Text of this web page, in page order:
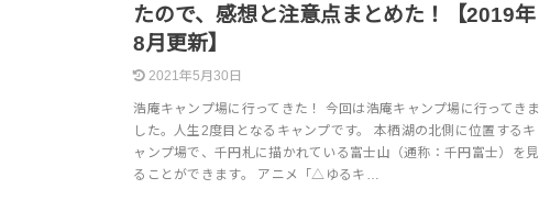
たので、感想と注意点まとめた！【2019年
8月更新】
2021年5月30日
浩庵キャンプ場に行ってきた！ 今回は浩庵キャンプ場に行ってきま
した。人生2度目となるキャンプです。 本栖湖の北側に位置するキ
ャンプ場で、千円札に描かれている富士山（通称：千円富士）を見
ることができます。 アニメ「△ゆるキ…